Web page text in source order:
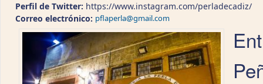
Perfil de Twitter: https://www.instagram.com/perladecadiz/
Correo electrónico: pflaperla@gmail.com